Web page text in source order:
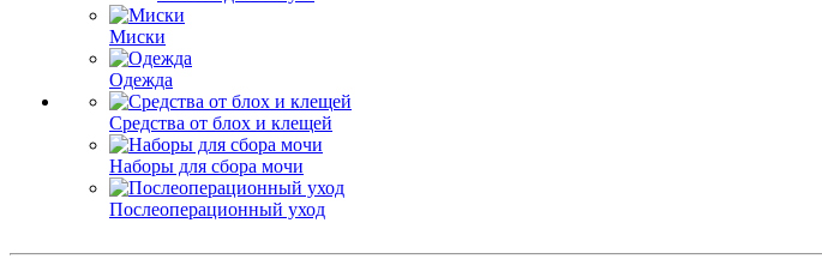
Миски
Одежда
Средства от блох и клещей
Наборы для сбора мочи
Послеоперационный уход